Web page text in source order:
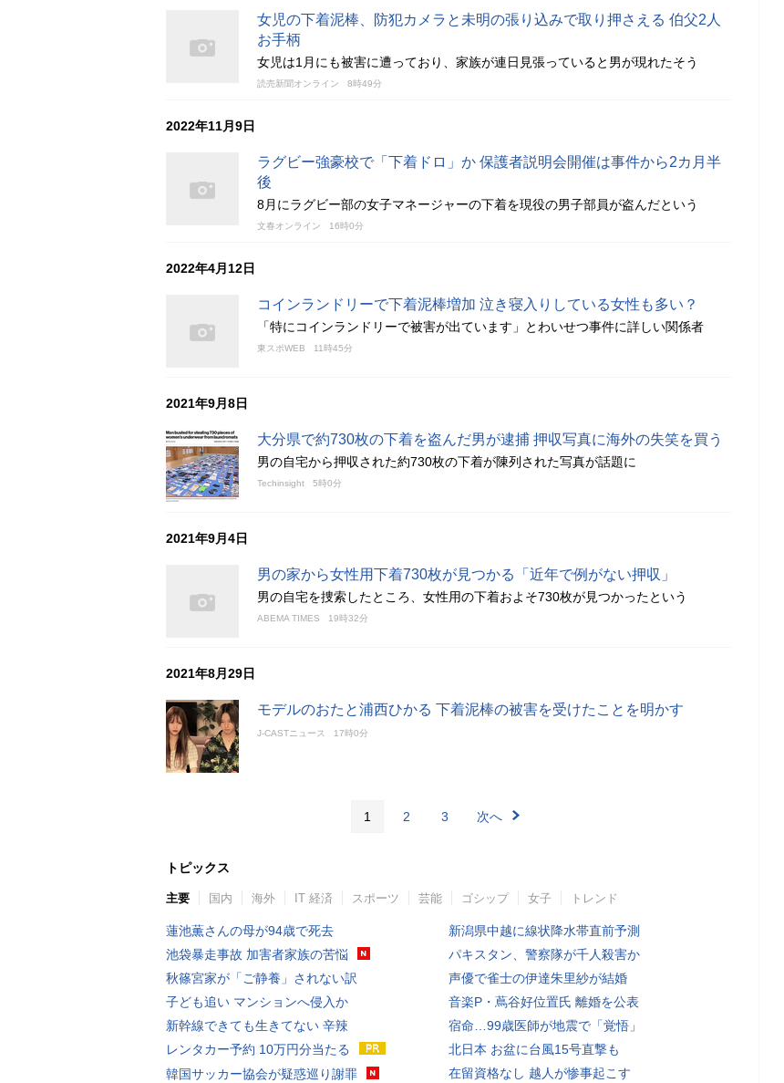
女児の下着泥棒、防犯カメラと未明の張り込みで取り押さえる 伯父2人
お手柄
女児は1月にも被害に遭っており、家族が連日見張っていると男が現れたそう
読売新聞オンライン 8時49分
2022年11月9日
ラグビー強豪校で「下着ドロ」か 保護者説明会開催は事件から2カ月半
後
8月にラグビー部の女子マネージャーの下着を現役の男子部員が盗んだという
文春オンライン 16時0分
2022年4月12日
コインランドリーで下着泥棒増加 泣き寝入りしている女性も多い？
「特にコインランドリーで被害が出ています」とわいせつ事件に詳しい関係者
東スポWEB 11時45分
2021年9月8日
大分県で約730枚の下着を盗んだ男が逮捕 押収写真に海外の失笑を買う
男の自宅から押収された約730枚の下着が陳列された写真が話題に
Techinsight 5時0分
2021年9月4日
男の家から女性用下着730枚が見つかる「近年で例がない押収」
男の自宅を捜索したところ、女性用の下着およそ730枚が見つかったという
ABEMA TIMES 19時32分
2021年8月29日
モデルのおたと浦西ひかる 下着泥棒の被害を受けたことを明かす
J-CASTニュース 17時0分
1 2 3 次へ
トピックス
主要 国内 海外 IT 経済 スポーツ 芸能 ゴシップ 女子 トレンド
蓮池薫さんの母が94歳で死去
池袋暴走事故 加害者家族の苦悩
秋篠宮家が「ご静養」されない訳
子ども追い マンションへ侵入か
新幹線できても生きてない 辛辣
レンタカー予約 10万円分当たる
韓国サッカー協会が疑惑巡り謝罪
新潟県中越に線状降水帯直前予測
パキスタン、警察隊が千人殺害か
声優で雀士の伊達朱里紗が結婚
音楽P・蔦谷好位置氏 離婚を公表
宿命…99歳医師が地震で「覚悟」
北日本 お盆に台風15号直撃も
在留資格なし 越人が惨事起こす